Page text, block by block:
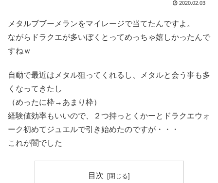
2020.02.03
メタルブブーメランをマイレージで当てたんですよ。
ながらドラクエが多いぼくとってめっちゃ嬉しかったんで
すねｗ
自動で最近はメタル狙ってくれるし、メタルと会う事も多
くなってきたし
（めったに枠→あまり枠）
経験値効率もいいので、２つ持っとくかーとドラクエウォ
ーク初めてジュエルで引き始めたのですが・・・
これが闇でした
目次